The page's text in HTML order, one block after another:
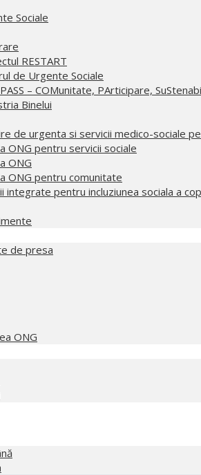
Sociale
RESTART
de Urgente Sociale
– COMunitate, PArticipare,
Binelui
de urgenta si servicii medico-sociale
ONG pentru servicii sociale
ONG
ONG pentru comunitate
integrate pentru incluziunea sociala a
de presa
ONG